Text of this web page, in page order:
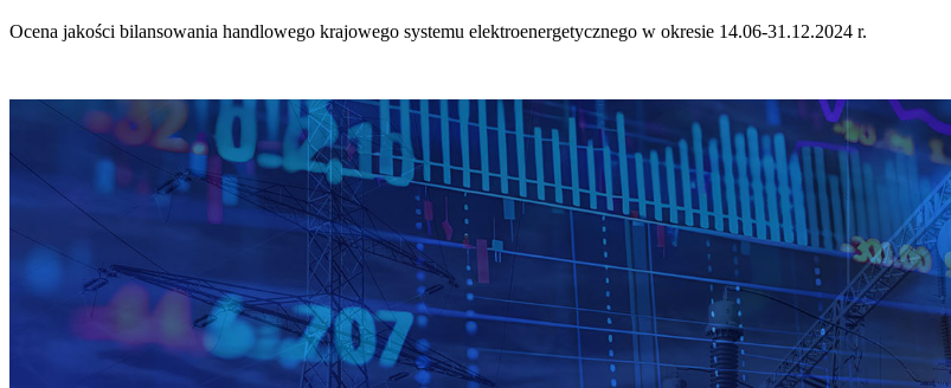
Ocena jakości bilansowania handlowego krajowego systemu elektroenergetycznego w okresie 14.06-31.12.2024 r.